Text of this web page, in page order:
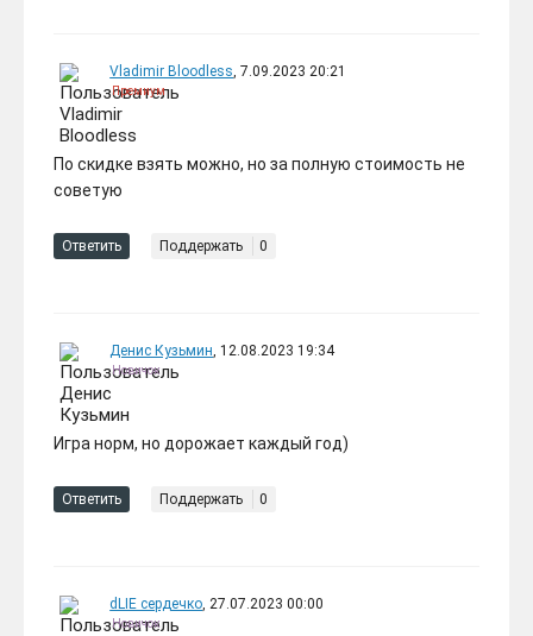
Simulator 2 +10 DLC
STEAM КЛЮЧ + Бонус
Road to the Black Sea
Vladimir Bloodless, 7.09.2023 20:21
Премиум
По скидке взять можно, но за полную стоимость не
советую
Ответить Поддержать 0
Денис Кузьмин, 12.08.2023 19:34
Новичок
Игра норм, но дорожает каждый год)
Ответить Поддержать 0
dLIE сердечко, 27.07.2023 00:00
Новичок